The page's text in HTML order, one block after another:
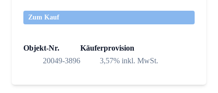
Zum Kauf
Objekt-Nr.
20049-3896
Käuferprovision
3,57% inkl. MwSt.